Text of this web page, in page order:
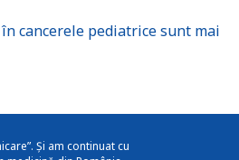
cancerele pediatrice sunt mai
Și am continuat cu